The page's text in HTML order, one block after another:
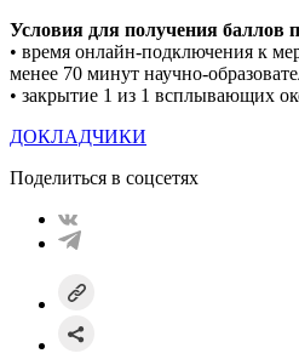
Условия для получения баллов
• время онлайн-подключения к
менее 70 минут научно-
• закрытие 1 из 1 всплывающих
ДОКЛАДЧИКИ
Поделиться в соцсетях